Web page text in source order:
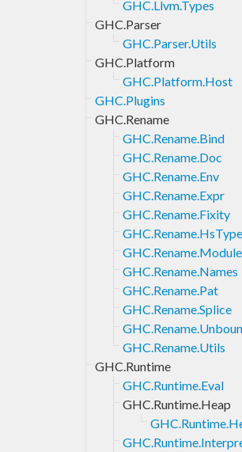
GHC.Llvm.Types
GHC.Parser
GHC.Parser.Utils
GHC.Platform
GHC.Platform.Host
GHC.Plugins
GHC.Rename
GHC.Rename.Bind
GHC.Rename.Doc
GHC.Rename.Env
GHC.Rename.Expr
GHC.Rename.Fixity
GHC.Rename.HsType
GHC.Rename.Module
GHC.Rename.Names
GHC.Rename.Pat
GHC.Rename.Splice
GHC.Rename.Utils
GHC.Runtime
GHC.Runtime.Eval
GHC.Runtime.Heap